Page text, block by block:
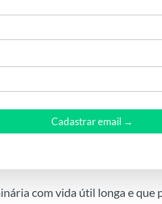
Cadastrar email →
com vida útil longa e que